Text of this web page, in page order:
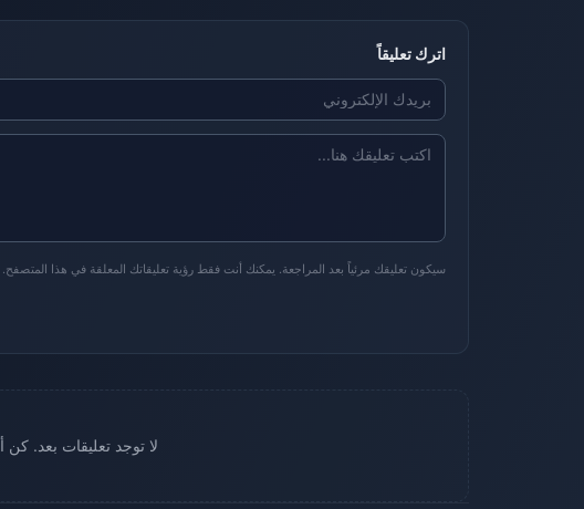
اترك تعليقاً
سيكون تعليقك مرئياً بعد المراجعة. يمكنك أنت فقط رؤية تعليقاتك المعلقة في هذا المتصفح.
لا توجد تعليقات بعد. كن